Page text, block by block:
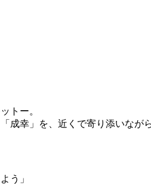
トー。
成幸」を、近くで寄り添いなが
う」